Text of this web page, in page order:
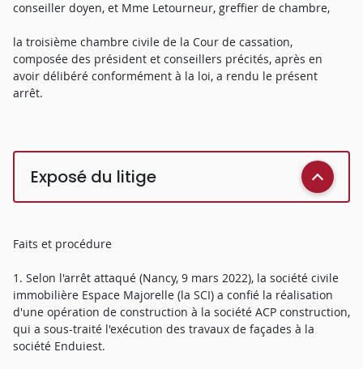
conseiller doyen, et Mme Letourneur, greffier de chambre,
la troisième chambre civile de la Cour de cassation,
composée des président et conseillers précités, après en
avoir délibéré conformément à la loi, a rendu le présent
arrêt.
Exposé du litige
Faits et procédure
1. Selon l'arrêt attaqué (Nancy, 9 mars 2022), la société civile
immobilière Espace Majorelle (la SCI) a confié la réalisation
d'une opération de construction à la société ACP construction,
qui a sous-traité l'exécution des travaux de façades à la
société Enduiest.